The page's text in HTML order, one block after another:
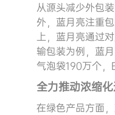
从源头减少外包
外，蓝月亮注重
上，蓝月亮通过
输包装为例，蓝
气泡袋190万个，
全力推动浓缩
在绿色产品方面